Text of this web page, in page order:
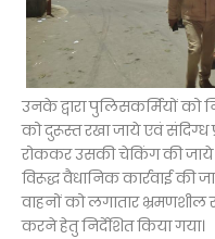
उनके द्वारा पुलिसकर्मियों को
को दुरूस्त रखा जाये एवं संदिग्ध
रोककर उसकी चेकिंग की
विरूद्ध वैधानिक कार्रवाई की
वाहनों को लगातार भ्रमणशील
करने हेतु निर्देशित किया गया।